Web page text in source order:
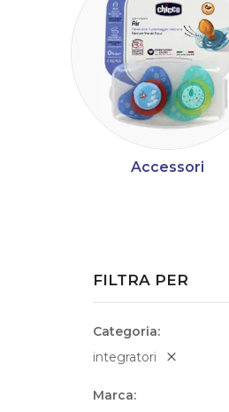
Accessori
FILTRA PER
Categoria
integratori
Marca